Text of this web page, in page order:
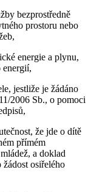
bezprostředně
prostoru nebo
energie a plynu,
energií,
jestliže je žádáno
2006 Sb., o pomoci
že jde o dítě
přímém
a doklad
osiřelého